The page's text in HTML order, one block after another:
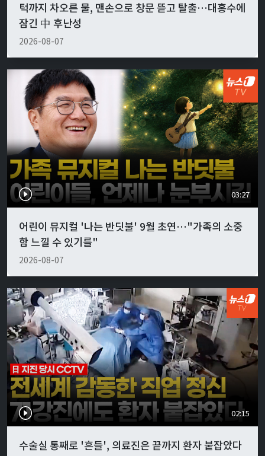
턱까지 차오른 물, 맨손으로 창문 뜯고 탈출…대홍수에
잠긴 中 후난성
2026-08-07
03:27
어린이 뮤지컬 '나는 반딧불' 9월 초연…"가족의 소중
함 느낄 수 있기를"
2026-08-07
02:15
수술실 통째로 '흔들', 의료진은 끝까지 환자 붙잡았다